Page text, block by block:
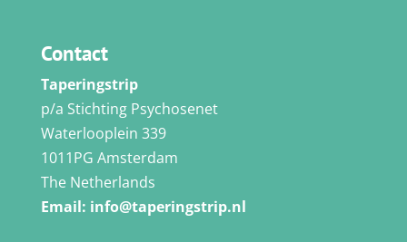
Contact
Taperingstrip
p/a Stichting Psychosenet
Waterlooplein 339
1011PG Amsterdam
The Netherlands
Email: info@taperingstrip.nl